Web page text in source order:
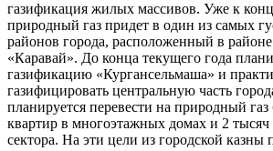
газификация жилых массивов. Уже к
природный газ придет в один из самых
районов города, расположенный в
«Каравай». До конца текущего года
газификацию «Кургансельмаша» и
газифицировать центральную часть
планируется перевести на природный газ
квартир в многоэтажных домах и 2 тысяч
сектора. На эти цели из городской казны